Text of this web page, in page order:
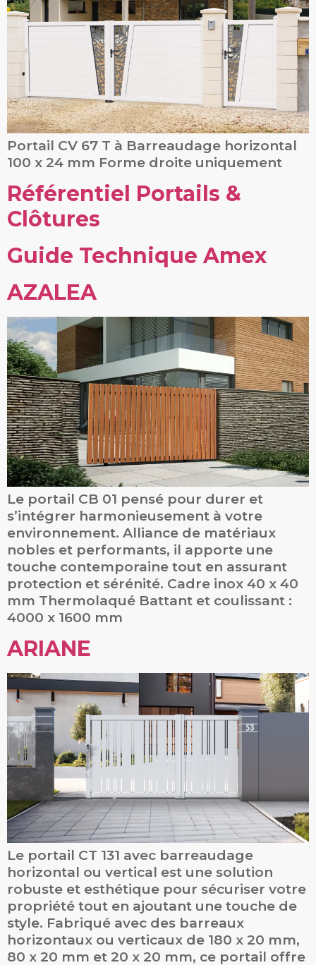
Portail CV 67 T à Barreaudage horizontal
100 x 24 mm Forme droite uniquement
Référentiel Portails &
Clôtures
Guide Technique Amex
AZALEA
Le portail CB 01 pensé pour durer et
s’intégrer harmonieusement à votre
environnement. Alliance de matériaux
nobles et performants, il apporte une
touche contemporaine tout en assurant
protection et sérénité. Cadre inox 40 x 40
mm Thermolaqué Battant et coulissant :
4000 x 1600 mm
ARIANE
Le portail CT 131 avec barreaudage
horizontal ou vertical est une solution
robuste et esthétique pour sécuriser votre
propriété tout en ajoutant une touche de
style. Fabriqué avec des barreaux
horizontaux ou verticaux de 180 x 20 mm,
80 x 20 mm et 20 x 20 mm, ce portail offre